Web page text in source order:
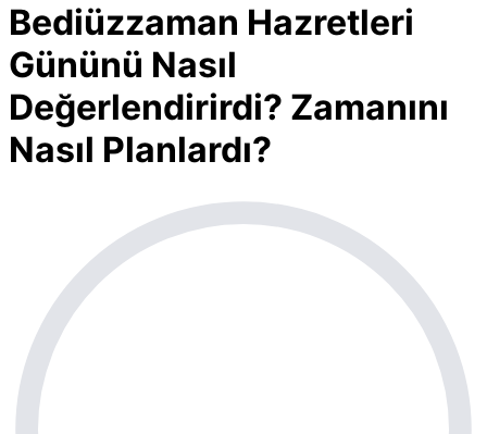
Bediüzzaman Hazretleri
Gününü Nasıl
Değerlendirirdi? Zamanını
Nasıl Planlardı?